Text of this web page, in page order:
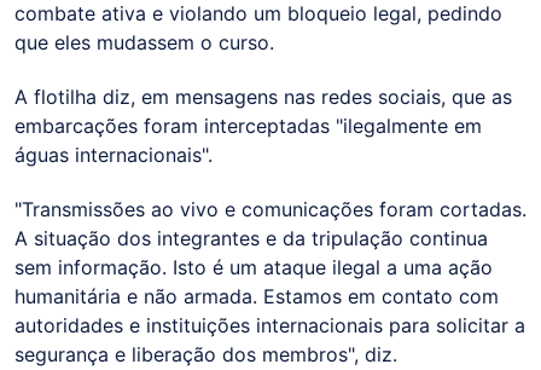
combate ativa e violando um bloqueio legal, pedindo
que eles mudassem o curso.
A flotilha diz, em mensagens nas redes sociais, que as
embarcações foram interceptadas "ilegalmente em
águas internacionais".
"Transmissões ao vivo e comunicações foram cortadas.
A situação dos integrantes e da tripulação continua
sem informação. Isto é um ataque ilegal a uma ação
humanitária e não armada. Estamos em contato com
autoridades e instituições internacionais para solicitar a
segurança e liberação dos membros", diz.